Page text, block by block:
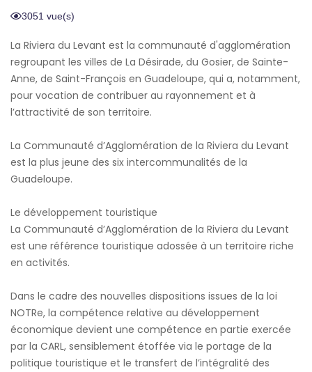
3051 vue(s)
La Riviera du Levant est la communauté d'agglomération
regroupant les villes de La Désirade, du Gosier, de Sainte-
Anne, de Saint-François en Guadeloupe, qui a, notamment,
pour vocation de contribuer au rayonnement et à
l’attractivité de son territoire.
La Communauté d’Agglomération de la Riviera du Levant
est la plus jeune des six intercommunalités de la
Guadeloupe.
Le développement touristique
La Communauté d’Agglomération de la Riviera du Levant
est une référence touristique adossée à un territoire riche
en activités.
Dans le cadre des nouvelles dispositions issues de la loi
NOTRe, la compétence relative au développement
économique devient une compétence en partie exercée
par la CARL, sensiblement étoffée via le portage de la
politique touristique et le transfert de l’intégralité des